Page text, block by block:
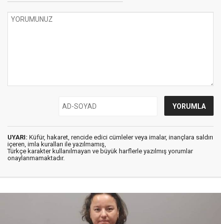
UYARI: Küfür, hakaret, rencide edici cümleler veya imalar, inançlara saldırı
içeren, imla kuralları ile yazılmamış,
Türkçe karakter kullanılmayan ve büyük harflerle yazılmış yorumlar
onaylanmamaktadır.